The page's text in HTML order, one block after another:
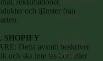
Outlet
Handla
efter
och tjänster från
SHOPIFY
Detta avsnitt beskriver
och ska inte tas bort eller